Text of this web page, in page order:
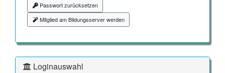
Passwort zurücksetzen
Mitglied am Bildungsserver werden
Loginauswahl